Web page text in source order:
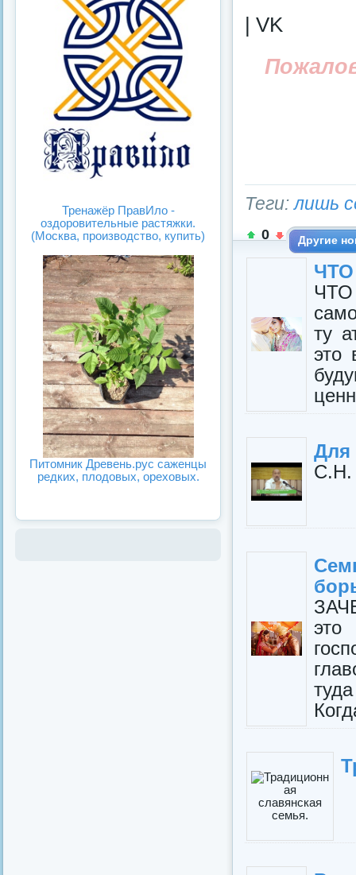
| VK
Теги:лишь
0 Другие
ту
это
Для
С.Н.
это
Тренажёр ПравИло -
оздоровительные растяжки.
(Москва, производство, купить)
Питомник Древень.рус саженцы
редких, плодовых, ореховых.